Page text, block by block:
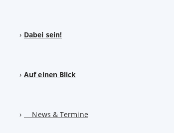
Dabei sein!
Auf einen Blick
News & Termine